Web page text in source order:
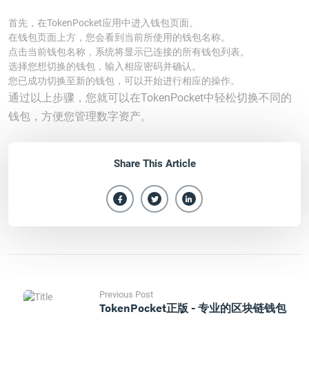
首先，在TokenPocket应用中进入钱包页面。
在钱包页面上方，您会看到当前所使用的钱包名称。
点击当前钱包名称，系统将显示已连接的所有钱包列表。
选择您想切换的钱包，输入相应密码并确认。
您已成功切换至新的钱包，可以开始进行相应的操作。
通过以上步骤，您就可以在TokenPocket中轻松切换不同的
钱包，方便您管理数字资产。
Share This Article
Previous Post
TokenPocket正版 - 专业的区块链钱包